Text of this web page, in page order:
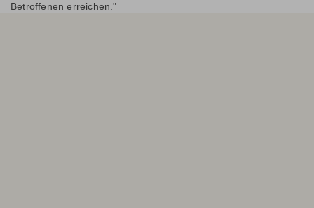
Betroffenen erreichen."